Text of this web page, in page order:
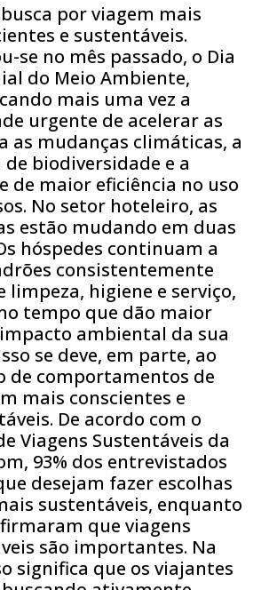
busca por viagem mais
e sustentáveis.
se no mês passado, o Dia
do Meio Ambiente,
mais uma vez a
urgente de acelerar as
as mudanças climáticas, a
de biodiversidade e a
de maior eficiência no uso
No setor hoteleiro, as
estão mudando em duas
hóspedes continuam a
consistentemente
limpeza, higiene e serviço,
tempo que dão maior
ambiental da sua
se deve, em parte, ao
de comportamentos de
mais conscientes e
De acordo com o
Viagens Sustentáveis ​​da
93% dos entrevistados
desejam fazer escolhas
sustentáveis, enquanto
que viagens
​​são importantes. Na
significa que os viajantes